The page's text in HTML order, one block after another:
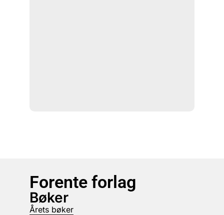
Forente forlag
Bøker
Årets bøker